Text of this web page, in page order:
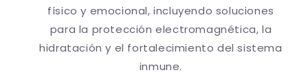
físico y emocional, incluyendo soluciones
para la protección electromagnética, la
hidratación y el fortalecimiento del sistema
inmune.